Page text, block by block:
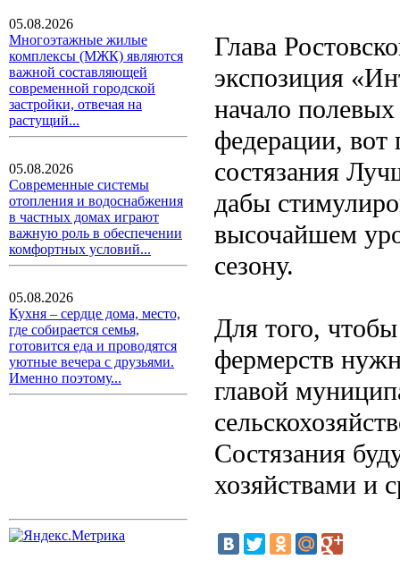
05.08.2026
Многоэтажные жилые
комплексы (МЖК) являются
важной составляющей
современной городской
застройки, отвечая на
растущий...
05.08.2026
Современные системы
отопления и водоснабжения
в частных домах играют
важную роль в обеспечении
комфортных условий...
05.08.2026
Кухня – сердце дома, место,
где собирается семья,
готовится еда и проводятся
уютные вечера с друзьями.
Именно поэтому...
Глава
экспозиция
начало
федерации, вот
состязания
дабы
высочайшем
сезону.
Для того,
фермерств
главой
Состязания
хозяйствами и